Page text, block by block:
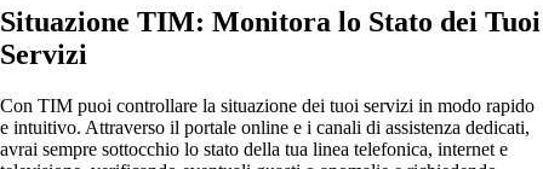
Situazione TIM: Monitora lo Stato dei Tuoi
Servizi
Con TIM puoi controllare la situazione dei tuoi servizi in modo rapido
e intuitivo. Attraverso il portale online e i canali di assistenza dedicati,
avrai sempre sottocchio lo stato della tua linea telefonica, internet e